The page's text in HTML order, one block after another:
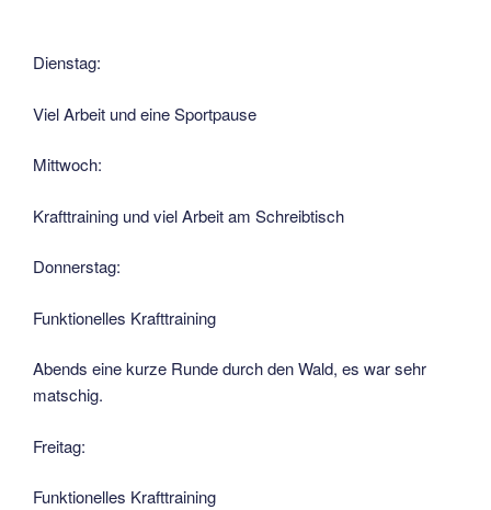
Dienstag:
Viel Arbeit und eine Sportpause
Mittwoch:
Krafttraining und viel Arbeit am Schreibtisch
Donnerstag:
Funktionelles Krafttraining
Abends eine kurze Runde durch den Wald, es war sehr
matschig.
Freitag:
Funktionelles Krafttraining